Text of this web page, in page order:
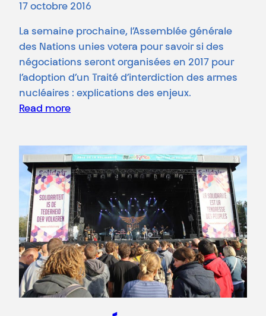
17 octobre 2016
La semaine prochaine, l’Assemblée générale
des Nations unies votera pour savoir si des
négociations seront organisées en 2017 pour
l’adoption d’un Traité d’interdiction des armes
nucléaires : explications des enjeux.
Read more